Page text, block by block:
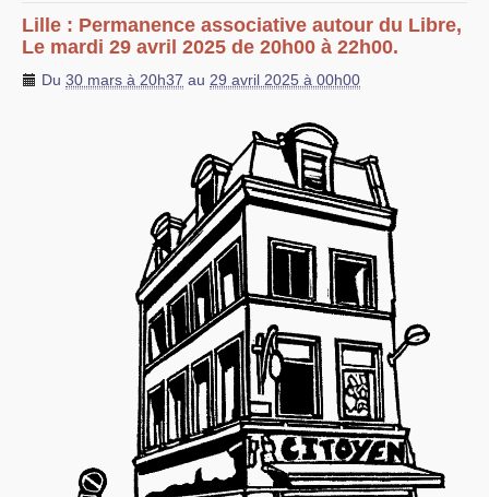
Lille : Permanence associative autour du Libre,
Le mardi 29 avril 2025 de 20h00 à 22h00.
Du 30 mars à 20h37 au 29 avril 2025 à 00h00